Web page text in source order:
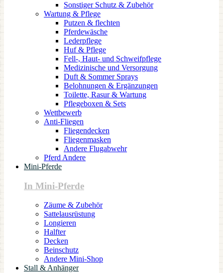
Sonstiger Schutz & Zubehör
Wartung & Pflege
Putzen & flechten
Pferdewäsche
Lederpflege
Huf & Pflege
Fell-, Haut- und Schweifpflege
Medizinische und Versorgung
Duft & Sommer Sprays
Belohnungen & Ergänzungen
Toilette, Rasur & Wartung
Pflegeboxen & Sets
Wettbewerb
Anti-Fliegen
Fliegendecken
Fliegenmasken
Andere Flugabwehr
Pferd Andere
Mini-Pferde
In Mini-Pferde
Zäume & Zubehör
Sattelausrüstung
Longieren
Halfter
Decken
Beinschutz
Andere Mini-Shop
Stall & Anhänger